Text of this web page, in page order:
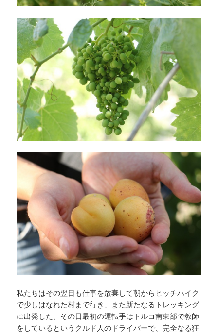
私たちはその翌日も仕事を放棄して朝からヒッチハイク
で少しはなれた村まで行き、また新たなるトレッキング
に出発した。その日最初の運転手はトルコ南東部で教師
をしているというクルド人のドライバーで、完全なる狂